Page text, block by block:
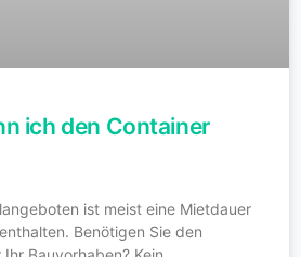
ich den Container
ist meist eine Mietdauer
Benötigen Sie den